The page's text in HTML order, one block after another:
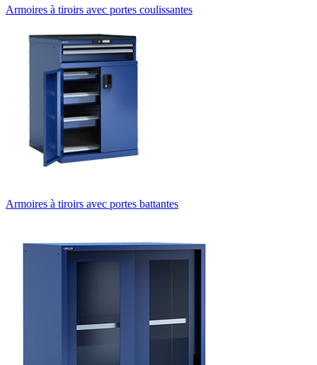
Armoires à tiroirs avec portes coulissantes
Armoires à tiroirs avec portes battantes